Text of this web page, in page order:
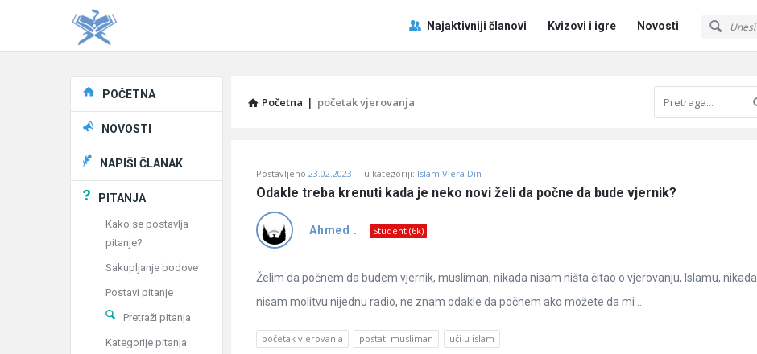
Pitaj
Učene
Navigacija
Najaktivniji članovi Kvizovi i igre Novosti
Početna | početak vjerovanja
Učene
Latest
Pitanja
Postavljeno 23.02.2023 u kategoriji: Islam Vjera Din
Odakle treba krenuti kada je neko novi želi da počne da bude vjernik?
Ahmed . Student (6k)
Želim da počnem da budem vjernik, musliman, nikada nisam ništa čitao o vjerovanju, Islamu, nikada
nisam molitvu nijednu radio, ne znam odakle da počnem ako možete da mi ...
početak vjerovanja postati musliman ući u islam
Explore
POČETNA
NOVOSTI
NAPIŠI ČLANAK
PITANJA
Kako se postavlja
pitanje?
Sakupljanje bodove
Postavi pitanje
Pretraži pitanja
Kategorije pitanja